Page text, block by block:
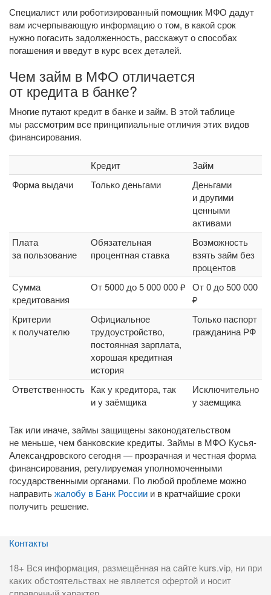
Специалист или роботизированный помощник МФО дадут
вам исчерпывающую информацию о том, в какой срок
нужно погасить задолженность, расскажут о способах
погашения и введут в курс всех деталей.
Чем займ в МФО отличается
от кредита в банке?
Многие путают кредит в банке и займ. В этой таблице
мы рассмотрим все принципиальные отличия этих видов
финансирования.
Кредит
Займ
Форма выдачи
Только деньгами
Деньгами
и другими
ценными
активами
Плата
за пользование
Обязательная
процентная ставка
Возможность
взять займ без
процентов
Сумма
кредитования
От 5000 до 5 000 000 ₽ От 0 до 500 000
₽
Критерии
к получателю
Официальное
трудоустройство,
постоянная зарплата,
хорошая кредитная
история
Только паспорт
гражданина РФ
Ответственность Как у кредитора, так
и у заёмщика
Исключительно
у заемщика
Так или иначе, займы защищены законодательством
не меньше, чем банковские кредиты. Займы в МФО Кусья-
Александровского сегодня — прозрачная и честная форма
финансирования, регулируемая уполномоченными
государственными органами. По любой проблеме можно
направитьжалобу в Банк России и в кратчайшие сроки
получить решение.
Контакты
18+ Вся информация, размещённая на сайте kurs.vip, ни при
каких обстоятельствах не является офертой и носит